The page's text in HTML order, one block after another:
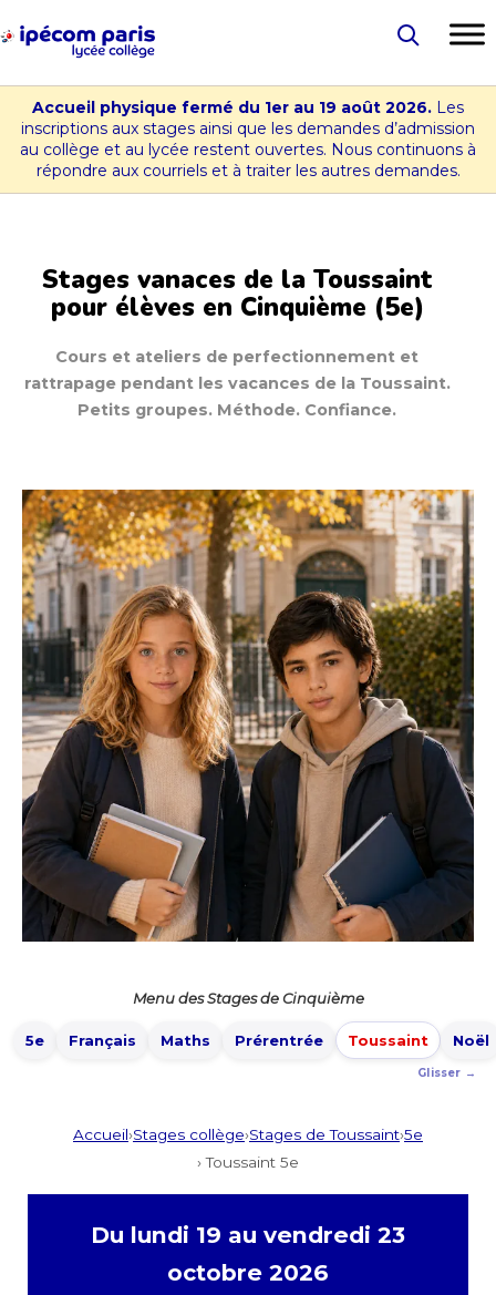
au
Collège
Ipécom
Paris
Accueil physique fermé du 1er au 19 août 2026. Les
inscriptions aux stages ainsi que les demandes d’admission
au collège et au lycée restent ouvertes. Nous continuons à
répondre aux courriels et à traiter les autres demandes.
Stages vanaces de la Toussaint
pour élèves en Cinquième (5e)
Cours et ateliers de perfectionnement et
rattrapage pendant les vacances de la Toussaint.
Petits groupes. Méthode. Confiance.
Menu des Stages de Cinquième
5e Français Maths Prérentrée Toussaint Noël
Accueil›Stages collège›Stages de Toussaint›5e
› Toussaint 5e
Du lundi 19 au vendredi 23
octobre 2026